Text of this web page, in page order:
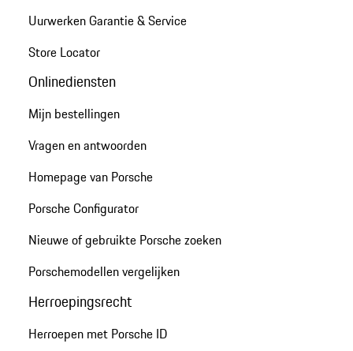
Uurwerken Garantie & Service
Store Locator
Onlinediensten
Mijn bestellingen
Vragen en antwoorden
Homepage van Porsche
Porsche Configurator
Nieuwe of gebruikte Porsche zoeken
Porschemodellen vergelijken
Herroepingsrecht
Herroepen met Porsche ID